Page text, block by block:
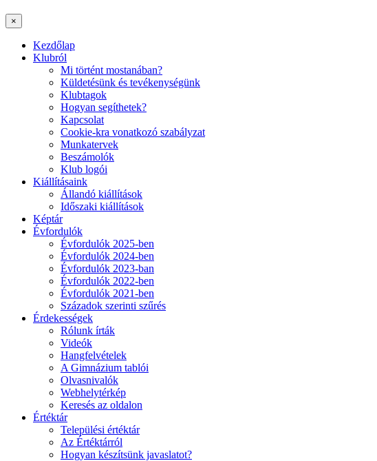
×
Kezdőlap
Klubról
Mi történt mostanában?
Küldetésünk és tevékenységünk
Klubtagok
Hogyan segíthetek?
Kapcsolat
Cookie-kra vonatkozó szabályzat
Munkatervek
Beszámolók
Klub logói
Kiállításaink
Állandó kiállítások
Időszaki kiállítások
Képtár
Évfordulók
Évfordulók 2025-ben
Évfordulók 2024-ben
Évfordulók 2023-ban
Évfordulók 2022-ben
Évfordulók 2021-ben
Századok szerinti szűrés
Érdekességek
Rólunk írták
Videók
Hangfelvételek
A Gimnázium tablói
Olvasnivalók
Webhelytérkép
Keresés az oldalon
Értéktár
Települési értéktár
Az Értéktárról
Hogyan készítsünk javaslatot?